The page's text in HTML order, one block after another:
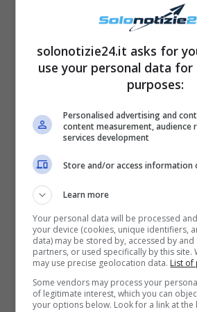
Le persone risultate ferite
14, di cui quattro sono molto
momento, si contano almeno
cui 5 sono bambini. È
capire quale sia stata la
questo incendio: le autorità
dell’Alvernia-Rodano-Alpi, la
solonotizie24.it asks for
use your personal data
purposes:
Personalised advertising and
content measurement, audience
services development
Store and/or access information
Learn more
Your personal data will be processed
your device (cookies, unique identifiers,
data) may be stored by, accessed by
partners, or used specifically by this site.
may use precise geolocation data. List of
Some vendors may process your
of legitimate interest, which you can
your options below. Look for a link at